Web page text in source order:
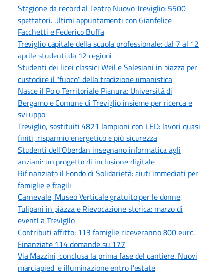
Stagione da record al Teatro Nuovo Treviglio: 5500
spettatori. Ultimi appuntamenti con Gianfelice
Facchetti e Federico Buffa
Treviglio capitale della scuola professionale: dal 7 al 12
aprile studenti da 12 regioni
Studenti dei licei classici Weil e Salesiani in piazza per
custodire il "fuoco" della tradizione umanistica
Nasce il Polo Territoriale Pianura: Università di
Bergamo e Comune di Treviglio insieme per ricerca e
sviluppo
Treviglio, sostituiti 4821 lampioni con LED: lavori quasi
finiti, risparmio energetico e più sicurezza
Studenti dell'Oberdan insegnano informatica agli
anziani: un progetto di inclusione digitale
Rifinanziato il Fondo di Solidarietà: aiuti immediati per
famiglie e fragili
Carnevale, Museo Verticale gratuito per le donne,
Tulipani in piazza e Rievocazione storica: marzo di
eventi a Treviglio
Contributi affitto: 113 famiglie riceveranno 800 euro.
Finanziate 114 domande su 177
Via Mazzini, conclusa la prima fase del cantiere. Nuovi
marciapiedi e illuminazione entro l'estate